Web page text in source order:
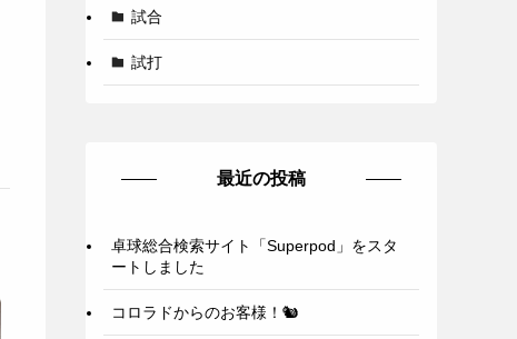
試合
試打
最近の投稿
卓球総合検索サイト「Superpod」をスタ
ートしました
コロラドからのお客様！🐿️